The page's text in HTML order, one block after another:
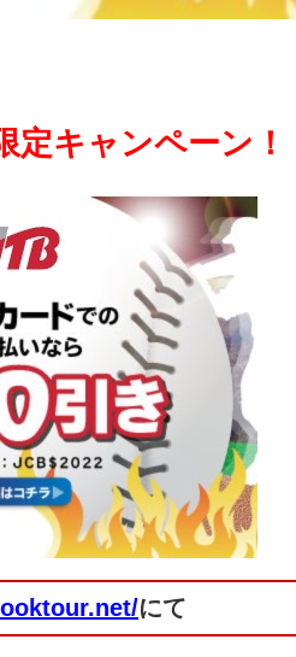
キャンペーン！
にて